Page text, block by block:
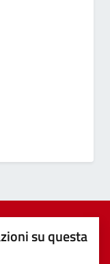
su questa